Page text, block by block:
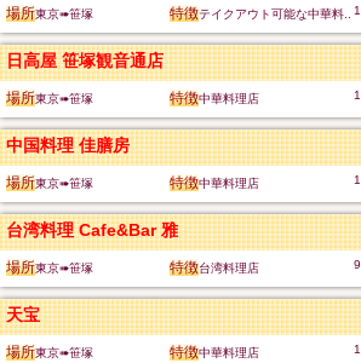
場所東京➠笹塚 特徴テイクアウト可能な中華料..
日高屋 笹塚観音通店
場所東京➠笹塚 特徴中華料理店
中国料理 佳膳房
場所東京➠笹塚 特徴中華料理店
台湾料理 Cafe&Bar 雅
場所東京➠笹塚 特徴台湾料理店
天宝
場所東京➠笹塚 特徴中華料理店